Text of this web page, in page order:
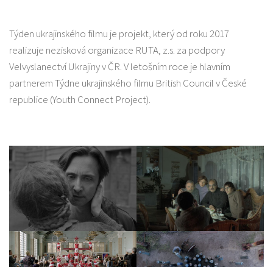
Týden ukrajinského filmu je projekt, který od roku 2017
realizuje nezisková organizace RUTA, z.s. za podpory
Velvyslanectví Ukrajiny v ČR. V letošním roce je hlavním
partnerem Týdne ukrajinského filmu British Council v České
republice (Youth Connect Project).